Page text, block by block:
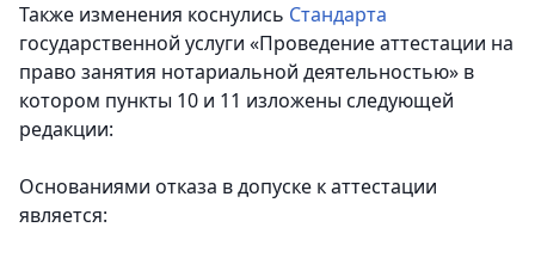
Также изменения коснулись Стандарта
государственной услуги «Проведение аттестации на
право занятия нотариальной деятельностью» в
котором пункты 10 и 11 изложены следующей
редакции:
Основаниями отказа в допуске к аттестации
является: